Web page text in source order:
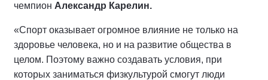
чемпион Александр Карелин.
«Спорт оказывает огромное влияние не только на
здоровье человека, но и на развитие общества в
целом. Поэтому важно создавать условия, при
которых заниматься физкультурой смогут люди